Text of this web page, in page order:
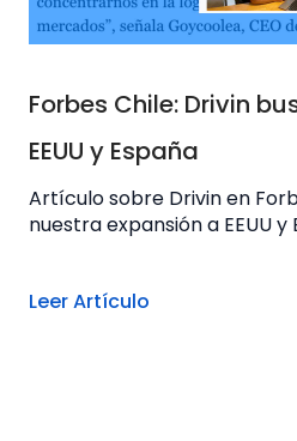
Forbes Chile: Drivin
EEUU y España
Artículo sobre Drivin en
nuestra expansión a EEUU y
Leer Artículo